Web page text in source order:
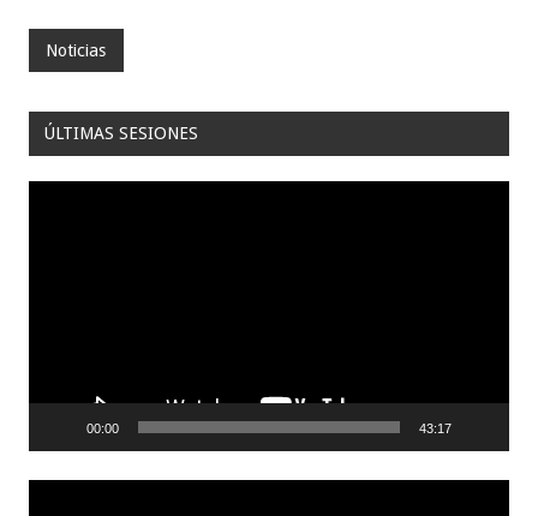
Noticias
ÚLTIMAS SESIONES
00:00 43:17